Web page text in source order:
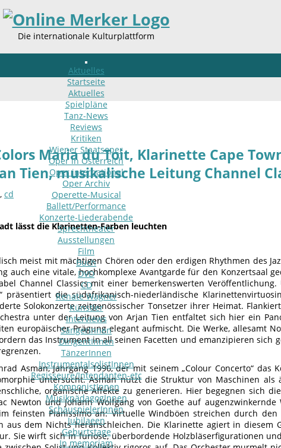
Die internationale Kulturplattform
Aktuelles
Startseite
Aktuelles
Spielpläne
Tanz-News
Reviews
Kritiken
Wiener Staatsoper
Oper in Österreich
Oper international
Oper Archiv
Operette-Musical
Ballett/Performance
Konzerte-Liederabende
Sprechtheater
Ausstellungen
Film
Buch
DVD
CD
Renate Wagner
Künstler
Interviews
SängerInnen
DirigentInnen
TänzerInnen
InstrumentalsolistInnen
Regisseure/Intendanten-etc
KomponistInnen
MusikpädagogInnen
SchauspielerInnen
Jubilaeen
Geburtstage
In memoriam
Maria du Toit, Klarinette Cape
Tien, musikalische Leitung Channel
, cd
lässt die Klarinetten-Farben leuchten
meist mit mächtigen Chören oder den erdigen Rhythmen des
auch eine vitale, hochkomplexe Avantgarde für den Konzertsaal
Channel Classics mit einer bemerkenswerten Veröffentlichung.
präsentiert die südafrikanisch-niederländische
Solokonzerte zeitgenössischer Tonsetzer ihrer Heimat.
unter der Leitung von Arjan Tien entfaltet sich hier ein
europäischer Prägung elegant aufmischt. Die Werke, allesamt
das Instrument in all seinen Facetten und emanzipieren sich
Asman, Jahrgang 1996, der mit seinem „Colour Concerto“ das
untersucht. Asman nutzt die Struktur von Maschinen als
organische Affekte zu generieren. Hier begegnen sich
Newton und Johann Wolfgang von Goethe auf augenzwinkernde
feinsten Pianissimo an: Virtuelle Windböen streichen durch den
aus dem Nichts heranschleichen. Die Klarinette agiert in diesem
Sie wirft sich in furiose, überbordende Holzbläserfigurationen